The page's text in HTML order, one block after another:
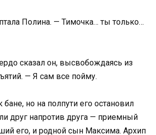
Полина. — Тимочка… ты только…
сказал он, высвобождаясь из
— Я сам все пойму.
бане, но на полпути его остановил
друг напротив друга — приемный
его, и родной сын Максима. Архип